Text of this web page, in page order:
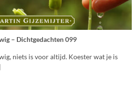
– Dichtgedachten 099
niets is voor altijd. Koester wat je is